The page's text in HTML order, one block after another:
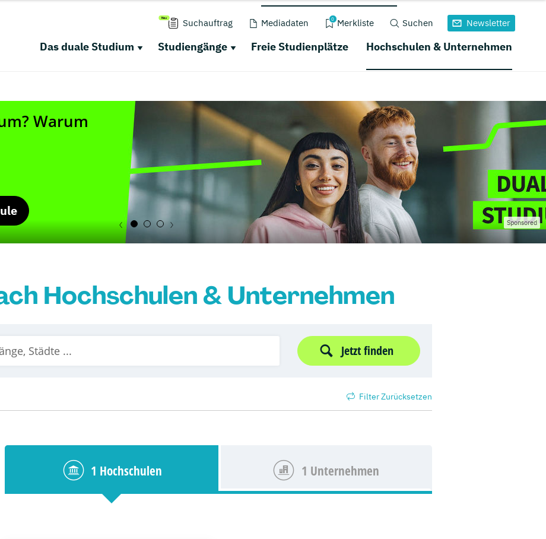
Suchauftrag Mediadaten 0 Merkliste Suchen Newsletter
Das duale Studium Studiengänge Freie Studienplätze Hochschulen & Unternehmen
Sponsored
Hochschulen & Unternehmen
Jetzt finden
Filter Zurücksetzen
1 Hochschulen 1 Unternehmen